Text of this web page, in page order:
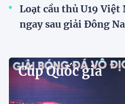
tập để theo dõi sao
Buổi tập của tuyển
ngờ thu hút sự chú ý